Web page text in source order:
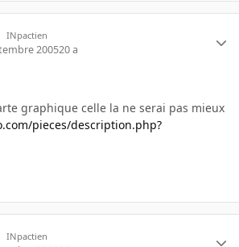
INpactien
200520 a
graphique celle la ne serai pas mieux
pieces/description.php?
INpactien